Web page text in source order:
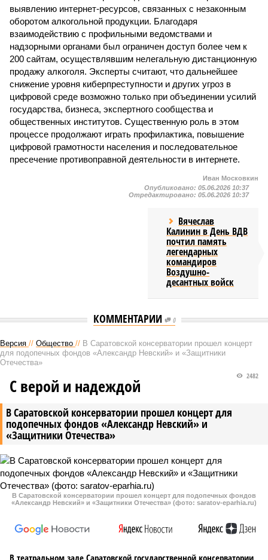
выявлению интернет-ресурсов, связанных с незаконным
оборотом алкогольной продукции. Благодаря
взаимодействию с профильными ведомствами и
надзорными органами был ограничен доступ более чем к
200 сайтам, осуществлявшим нелегальную дистанционную
продажу алкоголя. Эксперты считают, что дальнейшее
снижение уровня киберпреступности и других угроз в
цифровой среде возможно только при объединении усилий
государства, бизнеса, экспертного сообщества и
общественных институтов. Существенную роль в этом
процессе продолжают играть профилактика, повышение
цифровой грамотности населения и последовательное
пресечение противоправной деятельности в интернете.
Иван Московкин
Опубликовано: 05.06.2026 10:37
Отредактировано: 05.06.2026 10:37
Вячеслав
Калинин в День ВДВ
почтил память
легендарных
командиров
Воздушно-
десантных войск
КОММЕНТАРИИ 0
Версия // Общество // В Саратовской консерватории прошел концерт
для подопечных фондов «Александр Невский» и «Защитники
Отечества»
В Саратовской консерватории прошел концерт для
подопечных фондов «Александр Невский» и
«Защитники Отечества»
2482
С верой и надеждой
В Саратовской консерватории прошел концерт для подопечных фондов
«Александр Невский» и «Защитники Отечества» (фото: saratov-eparhia.ru)
В театральном зале Саратовской государственной консерватории